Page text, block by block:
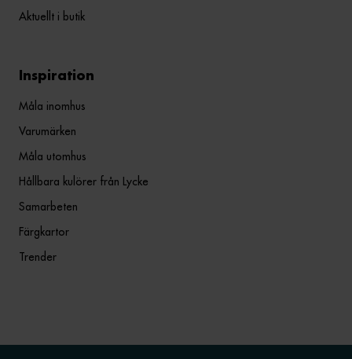
Aktuellt i butik
Inspiration
Måla inomhus
Varumärken
Måla utomhus
Hållbara kulörer från Lycke
Samarbeten
Färgkartor
Trender